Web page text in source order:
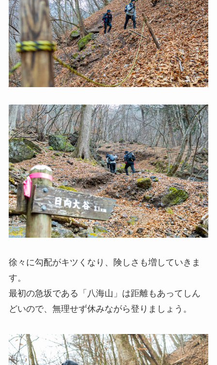
徐々に勾配がキツくなり、険しさも増していきま
す。
最初の急坂である「八海山」は距離もあってしん
どいので、無理せず休みながら登りましょう。